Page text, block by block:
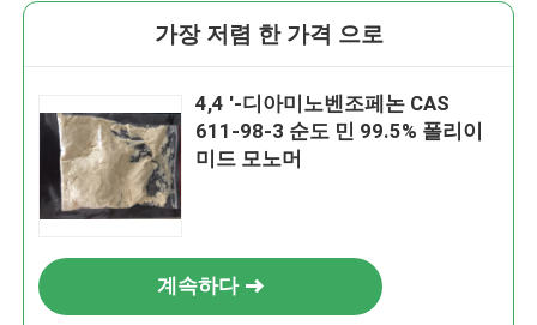
가장 저렴 한 가격 으로
4,4 '-디아미노벤조페논 CAS
611-98-3 순도 민 99.5% 폴리이
미드 모노머
계속하다